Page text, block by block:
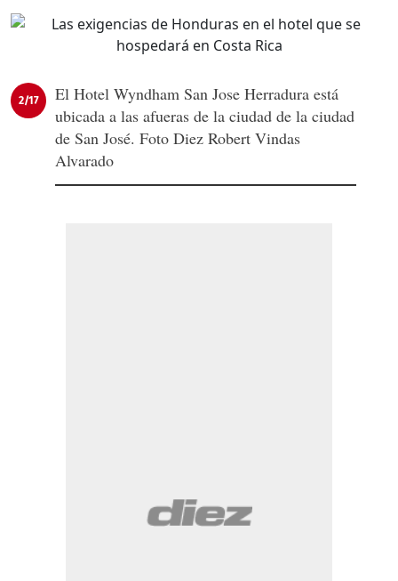
2/17
El Hotel Wyndham San Jose Herradura está
ubicada a las afueras de la ciudad de la ciudad
de San José. Foto Diez Robert Vindas
Alvarado